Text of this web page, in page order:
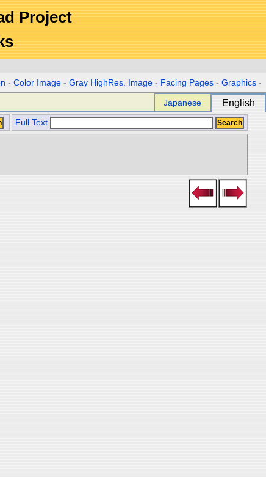
Project
-Color Image -Gray HighRes. Image - Facing Pages -Graphics -
Japanese English
Full Text